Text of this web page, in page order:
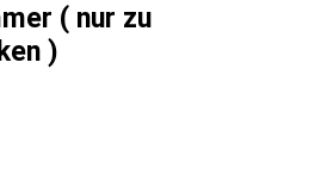
( nur zu
)